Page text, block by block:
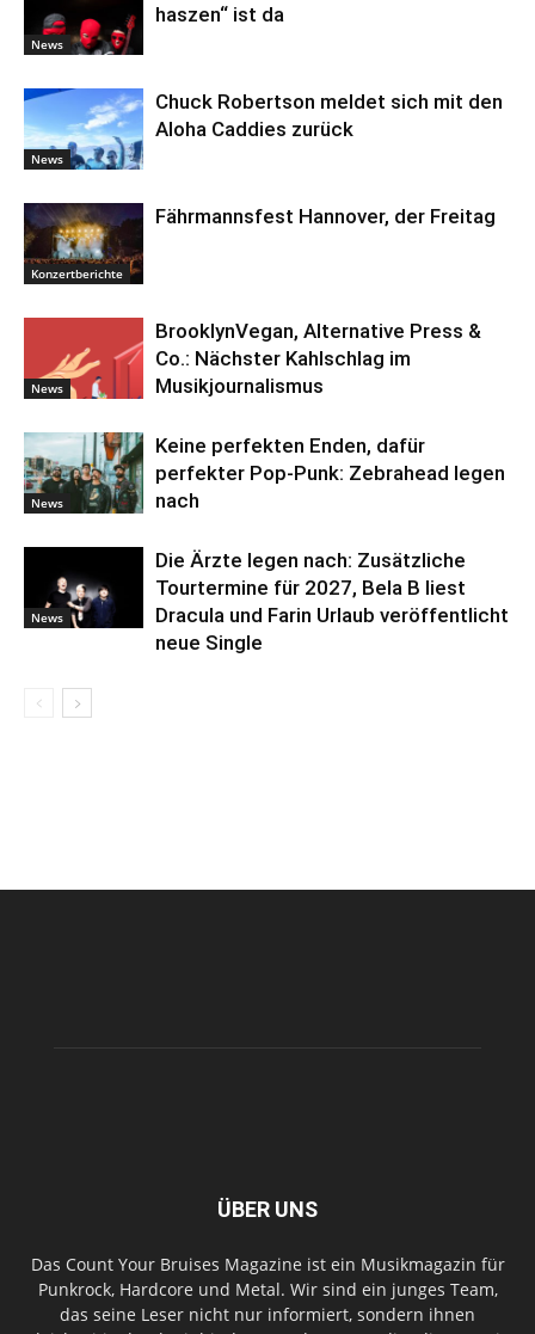
News
haszen“ ist da
News
Chuck Robertson meldet sich mit den
Aloha Caddies zurück
Konzertberichte
Fährmannsfest Hannover, der Freitag
News
BrooklynVegan, Alternative Press &
Co.: Nächster Kahlschlag im
Musikjournalismus
News
Keine perfekten Enden, dafür
perfekter Pop-Punk: Zebrahead legen
nach
News
Die Ärzte legen nach: Zusätzliche
Tourtermine für 2027, Bela B liest
Dracula und Farin Urlaub veröffentlicht
neue Single
ÜBER UNS
Das Count Your Bruises Magazine ist ein Musikmagazin für
Punkrock, Hardcore und Metal. Wir sind ein junges Team,
das seine Leser nicht nur informiert, sondern ihnen